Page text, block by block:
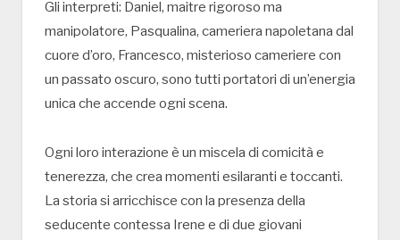
Gli interpreti: Daniel, maitre rigoroso ma
manipolatore, Pasqualina, cameriera napoletana dal
cuore d’oro, Francesco, misterioso cameriere con
un passato oscuro, sono tutti portatori di un’energia
unica che accende ogni scena.
Ogni loro interazione è un miscela di comicità e
tenerezza, che crea momenti esilaranti e toccanti.
La storia si arricchisce con la presenza della
seducente contessa Irene e di due giovani